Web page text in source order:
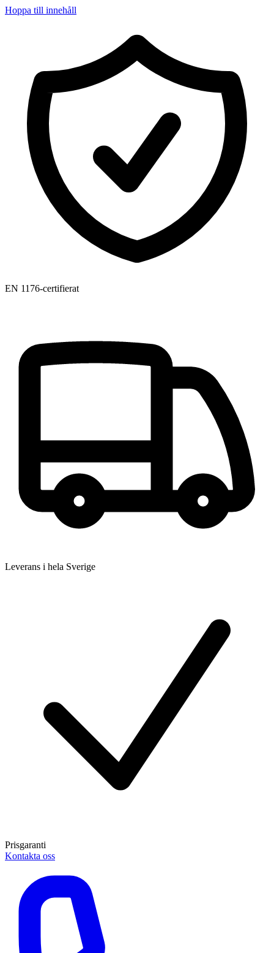
Hoppa till innehåll
EN 1176-certifierat
Leverans i hela Sverige
Prisgaranti
Kontakta oss